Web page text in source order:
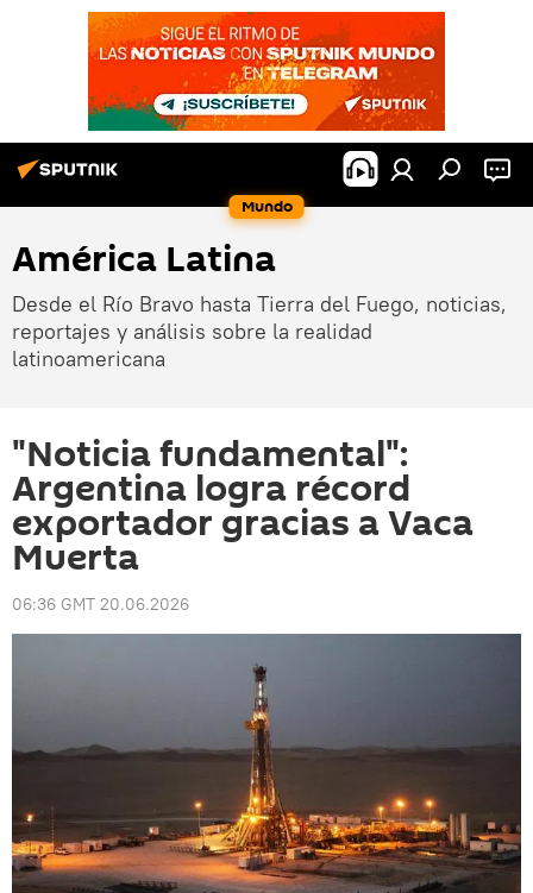
Mundo
América Latina
Desde el Río Bravo hasta Tierra del Fuego, noticias,
reportajes y análisis sobre la realidad
latinoamericana
"Noticia fundamental":
Argentina logra récord
exportador gracias a Vaca
Muerta
06:36 GMT 20.06.2026